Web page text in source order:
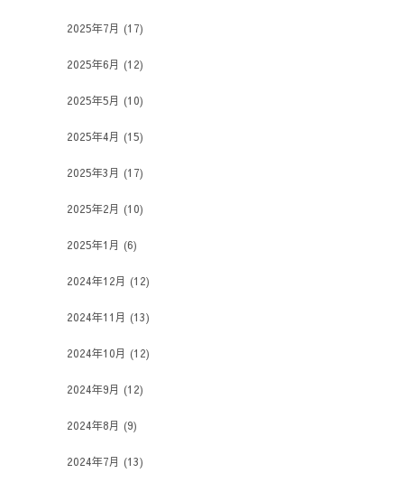
2025年7月 (17)
2025年6月 (12)
2025年5月 (10)
2025年4月 (15)
2025年3月 (17)
2025年2月 (10)
2025年1月 (6)
2024年12月 (12)
2024年11月 (13)
2024年10月 (12)
2024年9月 (12)
2024年8月 (9)
2024年7月 (13)